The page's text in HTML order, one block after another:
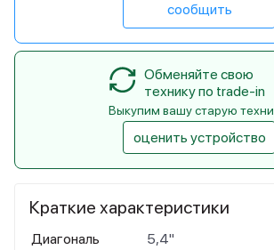
Краткие характеристики
Диагональ
5,4"
сообщить
Обменяйте свою
технику по trade-in
Выкупим вашу старую
оценить устройство